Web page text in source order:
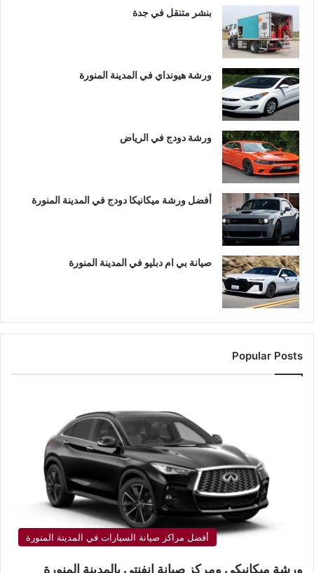
بنشر متنقل في جدة
ورشة هيونداي في المدينة المنورة
ورشة دودج في الرياض
أفضل ورشة ميكانيكا دودج في المدينة المنورة
صيانة بي ام دبليو في المدينة المنورة
Popular Posts
أفضل مراكز صيانة السيارات في المدينة المنورة
ورشة ميكانيكي ومركز صيانة انفنتي بالمدينة المنورة